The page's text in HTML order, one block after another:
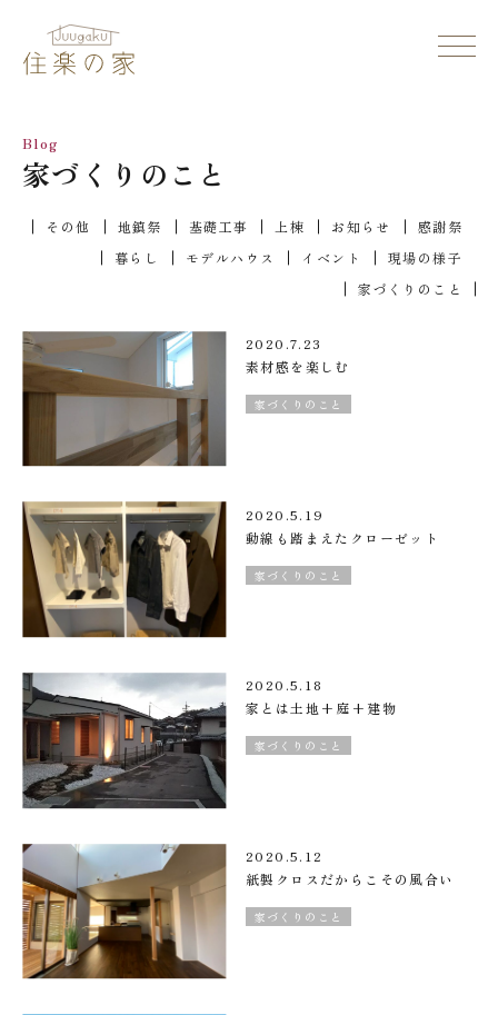
家づくりのこと
Blog
その他 地鎮祭 基礎工事 上棟 お知らせ
感謝祭
暮らし
モデルハウス イベント
現場の様子
家づくりのこと
2020.7.23
素材感を楽しむ
家づくりのこと
2020.5.19
動線も踏まえたクローゼット
家づくりのこと
2020.5.18
家とは土地+庭+建物
家づくりのこと
2020.5.12
紙製クロスだからこその風合い
家づくりのこと